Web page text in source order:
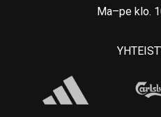
Ma–pe klo.